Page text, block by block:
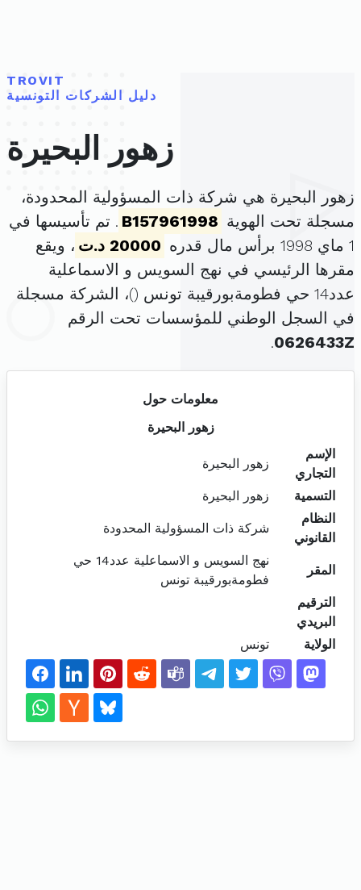
TROVIT
دليل الشركات التونسية
زهور البحيرة
زهور البحيرة هي شركة ذات المسؤولية المحدودة،
مسجلة تحت الهوية B157961998 . تم تأسيسها في
1 ماي 1998 برأس مال قدره
20000 د.ت
، ويقع
مقرها الرئيسي في نهج السويس و الاسماعلية
عدد14 حي فطومةبورقيبة تونس (
)، الشركة مسجلة
في السجل الوطني للمؤسسات تحت الرقم
0626433Z
.
معلومات حول
زهور البحيرة
الإسم
التجاري
زهور البحيرة
التسمية
زهور البحيرة
النظام
القانوني
شركة ذات المسؤولية المحدودة
المقر
نهج السويس و الاسماعلية عدد14 حي
فطومةبورقيبة تونس
الترقيم
البريدي
الولاية
تونس